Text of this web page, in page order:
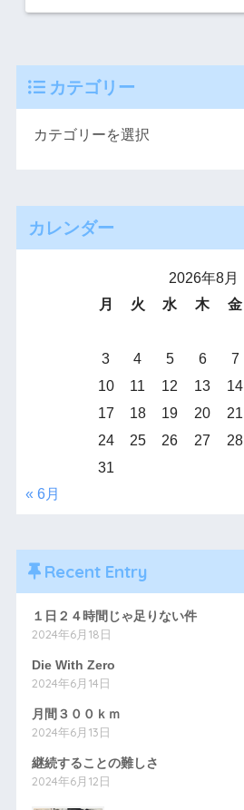
カテゴリー
カレンダー
2026年8月
月
火 水 木 金
3
4 5 6 7
10
11 12 13 14
17
18 19 20 21
24
25 26 27 28
31
« 6月
Recent Entry
１日２４時間じゃ足りない件
2024年6月18日
Die With Zero
2024年6月14日
月間３００ｋｍ
2024年6月13日
継続することの難しさ
2024年6月12日